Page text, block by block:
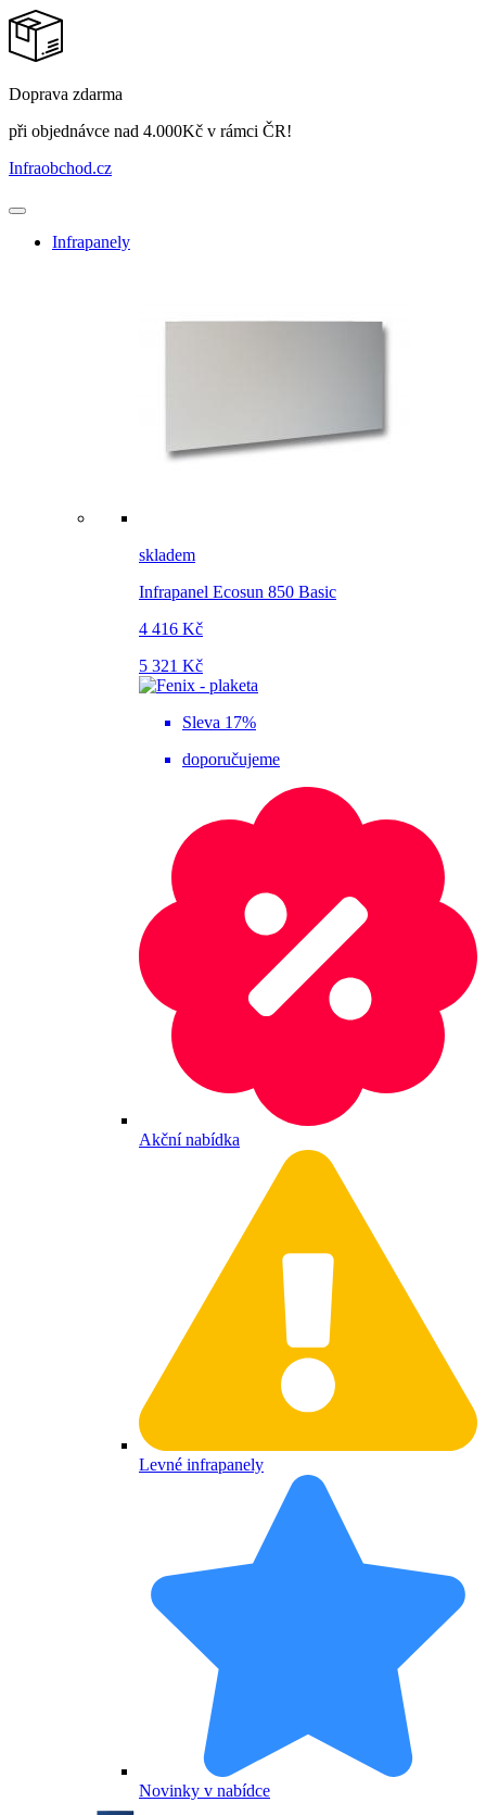
Doprava zdarma
při objednávce nad 4.000Kč v rámci ČR!
Infraobchod.cz
Infrapanely
skladem
Infrapanel Ecosun 850 Basic
4 416 Kč
5 321 Kč
Sleva 17%
doporučujeme
Akční nabídka
Levné infrapanely
Novinky v nabídce